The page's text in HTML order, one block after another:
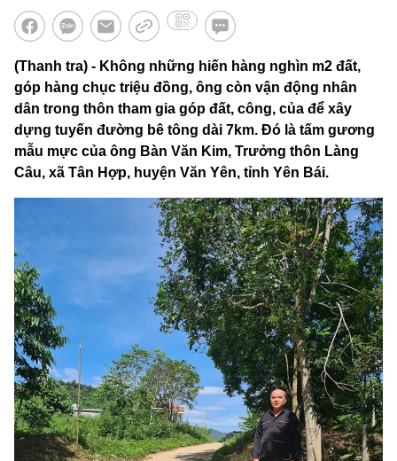
(Thanh tra) - Không những hiến hàng nghìn m2 đất,
góp hàng chục triệu đồng, ông còn vận động nhân
dân trong thôn tham gia góp đất, công, của để xây
dựng tuyến đường bê tông dài 7km. Đó là tấm gương
mẫu mực của ông Bàn Văn Kim, Trưởng thôn Làng
Câu, xã Tân Hợp, huyện Văn Yên, tỉnh Yên Bái.